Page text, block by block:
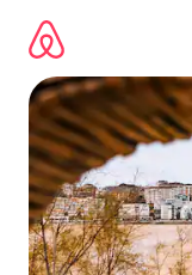
directement
contenu